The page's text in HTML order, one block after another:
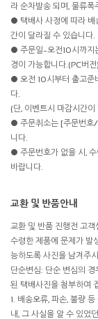
라 순차발송 되며, 물류
● 택배사 사정에 따라 배
간이 달라질 수 있습니다.
● 주문일~오전10시까지
경이 가능합니다.(PC버전)
● 오전 10시부터 출고준
다.
(단, 이벤트시 마감시간
● 주문취소는 [주문번호/
니다.
● 주문번호가 없을 시,
바랍니다.
교환 및 반품안내
교환 및 반품 진행전 고객
수령한 제품에 문제가 발
능하도록 사진을 남겨주
단순변심: 단순 변심의
된 택배사진을 첨부하여
1. 배송오류, 파손, 불량
내, 그 사실을 알 수 있었